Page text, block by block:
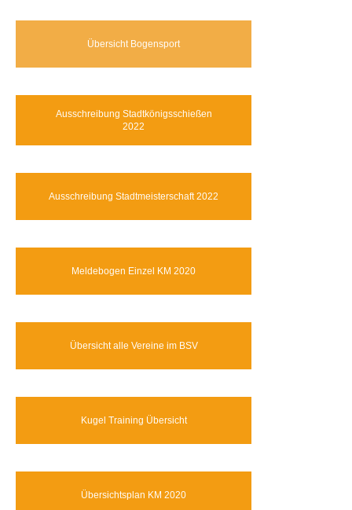
Übersicht Bogensport
Ausschreibung Stadtkönigsschießen
2022
Ausschreibung Stadtmeisterschaft 2022
Meldebogen Einzel KM 2020
Übersicht alle Vereine im BSV
Kugel Training Übersicht
Übersichtsplan KM 2020